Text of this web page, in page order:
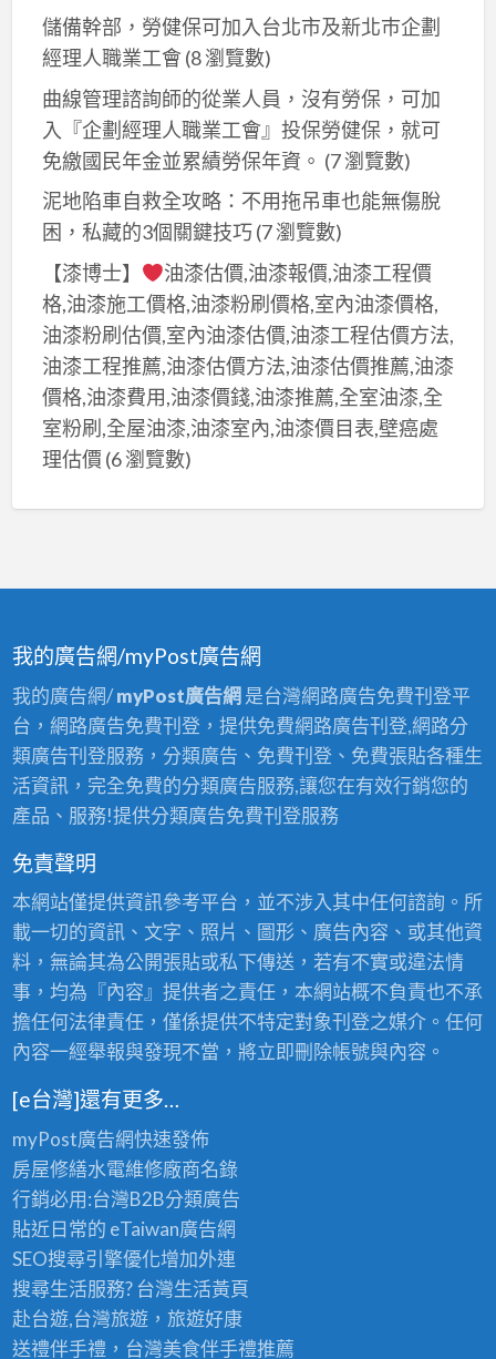
儲備幹部，勞健保可加入台北市及新北巿企劃
經理人職業工會 (8 瀏覽數)
曲線管理諮詢師的從業人員，沒有勞保，可加
入『企劃經理人職業工會』投保勞健保，就可
免繳國民年金並累績勞保年資。 (7 瀏覽數)
泥地陷車自救全攻略：不用拖吊車也能無傷脫
困，私藏的3個關鍵技巧(7 瀏覽數)
【漆博士】
油漆估價,油漆報價,油漆工程價
格,油漆施工價格,油漆粉刷價格,室內油漆價格,
油漆粉刷估價,室內油漆估價,油漆工程估價方法,
油漆工程推薦,油漆估價方法,油漆估價推薦,油漆
價格,油漆費用,油漆價錢,油漆推薦,全室油漆,全
室粉刷,全屋油漆,油漆室內,油漆價目表,壁癌處
理估價(6 瀏覽數)
我的廣告網/myPost廣告網
我的廣告網/myPost廣告網是台灣網路廣告免費刊登平
台，網路廣告免費刊登，提供免費網路廣告刊登,網路分
類廣告刊登服務，分類廣告、免費刊登、免費張貼各種生
活資訊，完全免費的分類廣告服務,讓您在有效行銷您的
產品、服務!提供分類廣告免費刊登服務
免責聲明
本網站僅提供資訊參考平台，並不涉入其中任何諮詢。所
載一切的資訊、文字、照片、圖形、廣告內容、或其他資
料，無論其為公開張貼或私下傳送，若有不實或違法情
事，均為『內容』提供者之責任，本網站概不負責也不承
擔任何法律責任，僅係提供不特定對象刊登之媒介。任何
內容一經舉報與發現不當，將立即刪除帳號與內容。
[e台灣]還有更多…
myPost廣告網快速發佈
房屋修繕水電維修廠商名錄
行銷必用:台灣B2B分類廣告
貼近日常的 eTaiwan廣告網
SEO搜尋引擎優化增加外連
搜尋生活服務? 台灣生活黃頁
赴台遊,台灣旅遊，旅遊好康
送禮伴手禮，台灣美食伴手禮推薦